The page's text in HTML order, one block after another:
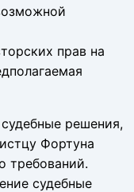
прав на
решения,
Фортуна
требований.
судебные